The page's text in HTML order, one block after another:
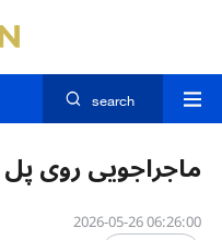
search
ماجراجویی روی
06:26:00 2026-05-26